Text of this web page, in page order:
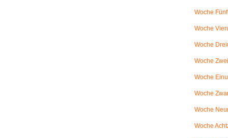
Woche
Woche
Woche
Woche
Woche
Woche
Woche
Woche